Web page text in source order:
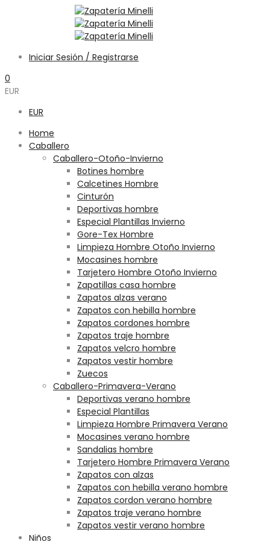
Iniciar Sesión / Registrarse
0
EUR
EUR
Home
Caballero
Caballero-Otoño-Invierno
Botines hombre
Calcetines Hombre
Cinturón
Deportivas hombre
Especial Plantillas Invierno
Gore-Tex Hombre
Limpieza Hombre Otoño Invierno
Mocasines hombre
Tarjetero Hombre Otoño Invierno
Zapatillas casa hombre
Zapatos alzas verano
Zapatos con hebilla hombre
Zapatos cordones hombre
Zapatos traje hombre
Zapatos velcro hombre
Zapatos vestir hombre
Zuecos
Caballero-Primavera-Verano
Deportivas verano hombre
Especial Plantillas
Limpieza Hombre Primavera Verano
Mocasines verano hombre
Sandalias hombre
Tarjetero Hombre Primavera Verano
Zapatos con alzas
Zapatos con hebilla verano hombre
Zapatos cordon verano hombre
Zapatos traje verano hombre
Zapatos vestir verano hombre
Niños